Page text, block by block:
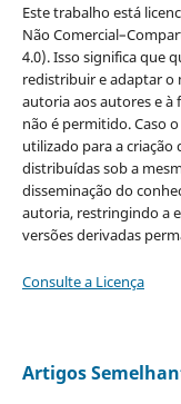
Este trabalho está
Não
4.0). Isso significa que
redistribuir e adaptar o
autoria aos autores e
não é permitido. Caso
utilizado para a criação
distribuídas sob a
disseminação do
autoria, restringindo a
versões derivadas
Consulte a Licença
Artigos